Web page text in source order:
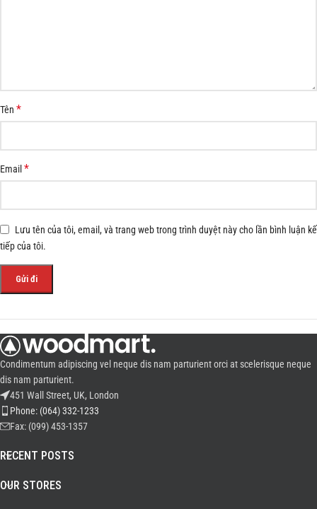
Tên *
Email *
Lưu tên của tôi, email, và trang web trong trình duyệt này cho lần bình luận kế
tiếp của tôi.
Condimentum adipiscing vel neque dis nam parturient orci at scelerisque neque
dis nam parturient.
451 Wall Street, UK, London
Phone: (064) 332-1233
Fax: (099) 453-1357
RECENT POSTS
OUR STORES